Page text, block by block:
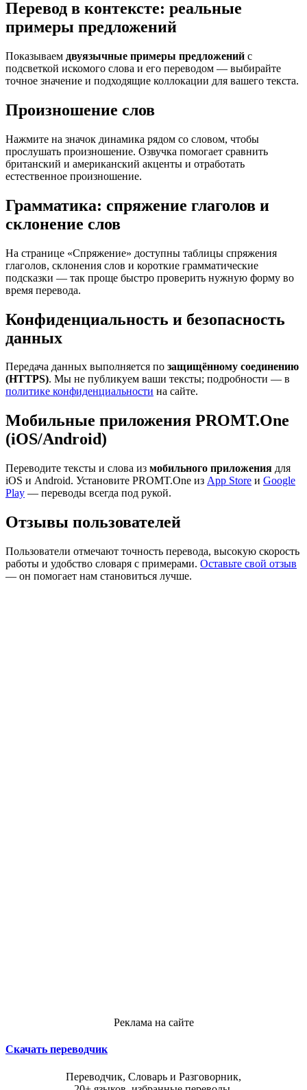
Перевод в контексте: реальные
примеры предложений
Показываем двуязычные примеры предложений с
подсветкой искомого слова и его переводом — выбирайте
точное значение и подходящие коллокации для вашего текста.
Произношение слов
Нажмите на значок динамика рядом со словом, чтобы
прослушать произношение. Озвучка помогает сравнить
британский и американский акценты и отработать
естественное произношение.
Грамматика: спряжение глаголов и
склонение слов
На странице «Спряжение» доступны таблицы спряжения
глаголов, склонения слов и короткие грамматические
подсказки — так проще быстро проверить нужную форму во
время перевода.
Конфиденциальность и безопасность
данных
Передача данных выполняется по защищённому соединению
(HTTPS). Мы не публикуем ваши тексты; подробности — в
политике конфиденциальности на сайте.
Мобильные приложения PROMT.One
(iOS/Android)
Переводите тексты и слова из мобильного приложения для
iOS и Android. Установите PROMT.One из App Store и Google
Play — переводы всегда под рукой.
Отзывы пользователей
Пользователи отмечают точность перевода, высокую скорость
работы и удобство словаря с примерами. Оставьте свой отзыв
— он помогает нам становиться лучше.
Реклама на сайте
Скачать переводчик
Переводчик, Словарь и Разговорник,